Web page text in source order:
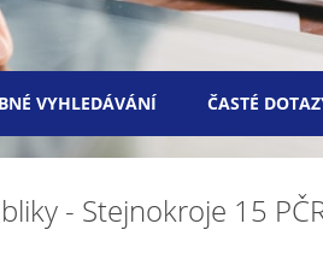
VYHLEDÁVÁNÍ ČASTÉ
- Stejnokroje 15